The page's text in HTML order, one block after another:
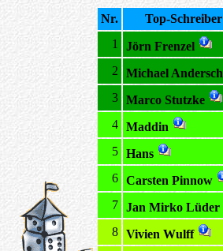
Nr.
Top-Schreiber
1
Jörn Frenzel
2
Michael Andersch
3
Marco Stutzke
4
Maddin
5
Hans
6
Carsten Pinnow
7
Jan Mirko Lüder
8
Vivien Wulff